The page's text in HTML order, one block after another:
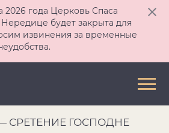
2026 года Церковь Спаса
будет закрыта для
извинения за временные
СРЕТЕНИЕ ГОСПОДНЕ